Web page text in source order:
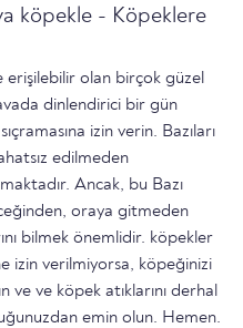
köpekle - Köpeklere
erişilebilir olan birçok güzel
dinlendirici bir gün
izin verin. Bazıları
edilmeden
Ancak, bu Bazı
oraya gitmeden
bilmek önemlidir. köpekler
izin verilmiyorsa, köpeğinizi
ve köpek atıklarını derhal
emin olun. Hemen.